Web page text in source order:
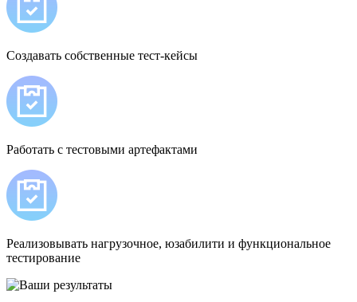
Создавать собственные тест-кейсы
Работать с тестовыми артефактами
Реализовывать нагрузочное, юзабилити и функциональное
тестирование